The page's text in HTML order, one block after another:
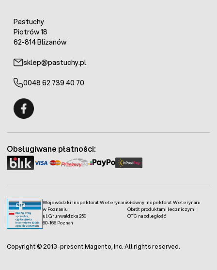
Pastuchy
Piotrów 18
62-814 Blizanów
sklep@pastuchy.pl
0048 62 739 40 70
Wojewódzki Inspektorat Weterynarii
w Poznaniu
ul. Grunwaldzka 250
60-166 Poznań
Główny Inspektorat Weterynarii
Obrót produktami leczniczymi
OTC na odległość
Obsługiwane płatności:
Copyright © 2013-present Magento, Inc. All rights reserved.